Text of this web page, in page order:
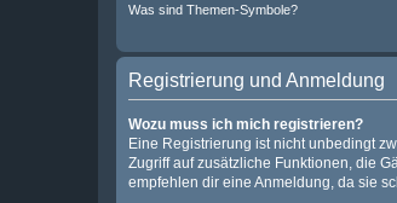
Was sind Themen-Symbole?
Registrierung und Anmeldung
Wozu muss ich mich registrieren?
Eine Registrierung ist nicht unbedingt
Zugriff auf zusätzliche Funktionen, die
empfehlen dir eine Anmeldung, da sie